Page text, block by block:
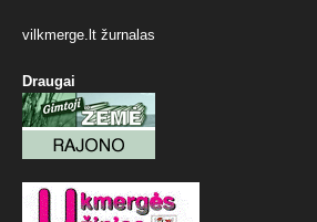
vilkmerge.lt žurnalas
Draugai